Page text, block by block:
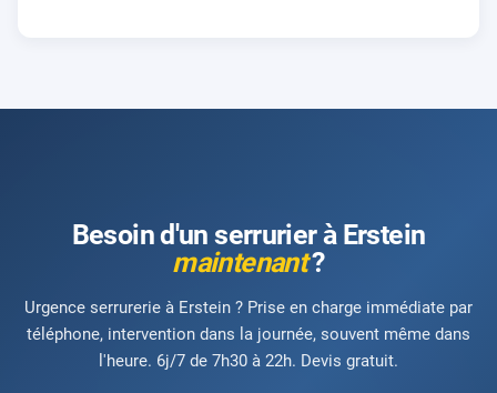
Besoin d'un serrurier à Erstein
maintenant?
Urgence serrurerie à Erstein ? Prise en charge immédiate par
téléphone, intervention dans la journée, souvent même dans
l'heure. 6j/7 de 7h30 à 22h. Devis gratuit.